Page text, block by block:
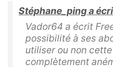
Stéphane_ping a
Vador64 a écrit
possibilité à ses
utiliser ou non
complètement